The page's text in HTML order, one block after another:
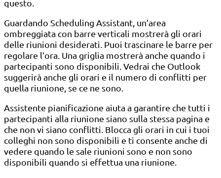
questo.
Guardando Scheduling Assistant, un’area
ombreggiata con barre verticali mostrerà gli orari
delle riunioni desiderati. Puoi trascinare le barre per
regolare l’ora. Una griglia mostrerà anche quando i
partecipanti sono disponibili. Vedrai che Outlook
suggerirà anche gli orari e il numero di conflitti per
quella riunione, se ce ne sono.
Assistente pianificazione aiuta a garantire che tutti i
partecipanti alla riunione siano sulla stessa pagina e
che non vi siano conflitti. Blocca gli orari in cui i tuoi
colleghi non sono disponibili e ti consente anche di
vedere quando le sale riunioni sono e non sono
disponibili quando si effettua una riunione.